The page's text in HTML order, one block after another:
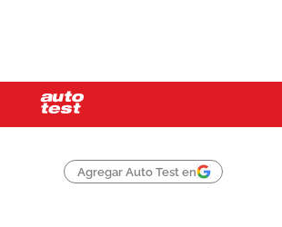
Agregar Auto Test en